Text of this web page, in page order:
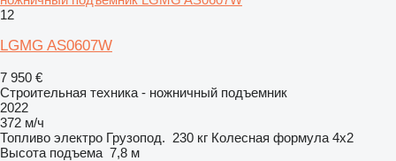
12
LGMG AS0607W
7 950 €
Строительная техника - ножничный подъемник
2022
372 м/ч
Топливо электро Грузопод. 230 кг Колесная формула 4x2
Высота подъема 7,8 м